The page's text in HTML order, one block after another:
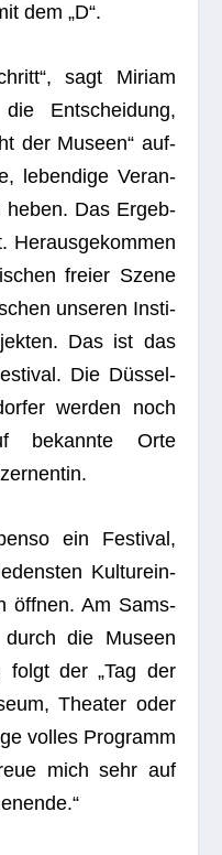
dem „D“.
sagt Miriam
Ent­schei­dung,
der Museen“ auf­
leben­dige Ver­an­
heben. Das Ergeb­
Her­aus­ge­kom­men
freier Szene
unse­ren Insti­
Das ist das
Die Düs­sel­
wer­den noch
bekannte Orte
ein Fes­ti­val,
Kul­tur­ein­
öff­nen. Am Sams­
die Museen
folgt der „Tag der
Thea­ter oder
vol­les Pro­gramm
mich sehr auf